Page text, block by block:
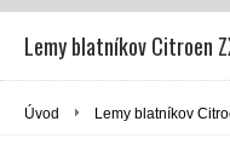
Lemy blatníkov Citroen
Úvod Lemy blatníkov